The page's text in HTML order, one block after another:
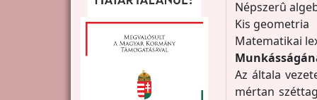
Népszerû
Kis geometria
Matematikai
Az általa
mértan